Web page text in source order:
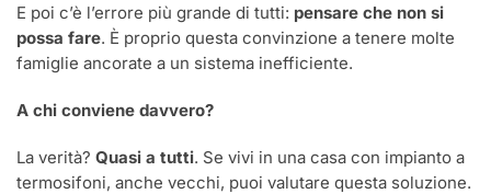
E poi c’è l’errore più grande di tutti: pensare che non si
possa fare. È proprio questa convinzione a tenere molte
famiglie ancorate a un sistema inefficiente.
A chi conviene davvero?
La verità? Quasi a tutti. Se vivi in una casa con impianto a
termosifoni, anche vecchi, puoi valutare questa soluzione.